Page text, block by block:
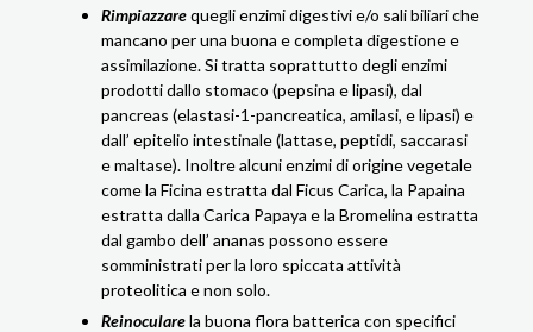
Rimpiazzarequegli enzimi digestivi e/o sali biliari che
mancano per una buona e completa digestione e
assimilazione. Si tratta soprattutto degli enzimi
prodotti dallo stomaco (pepsina e lipasi), dal
pancreas (elastasi-1-pancreatica, amilasi, e lipasi) e
dall’ epitelio intestinale (lattase, peptidi, saccarasi
e maltase). Inoltre alcuni enzimi di origine vegetale
come la Ficina estratta dal Ficus Carica, la Papaina
estratta dalla Carica Papaya e la Bromelina estratta
dal gambo dell’ ananas possono essere
somministrati per la loro spiccata attività
proteolitica e non solo.
Reinocularela buona flora batterica con specifici